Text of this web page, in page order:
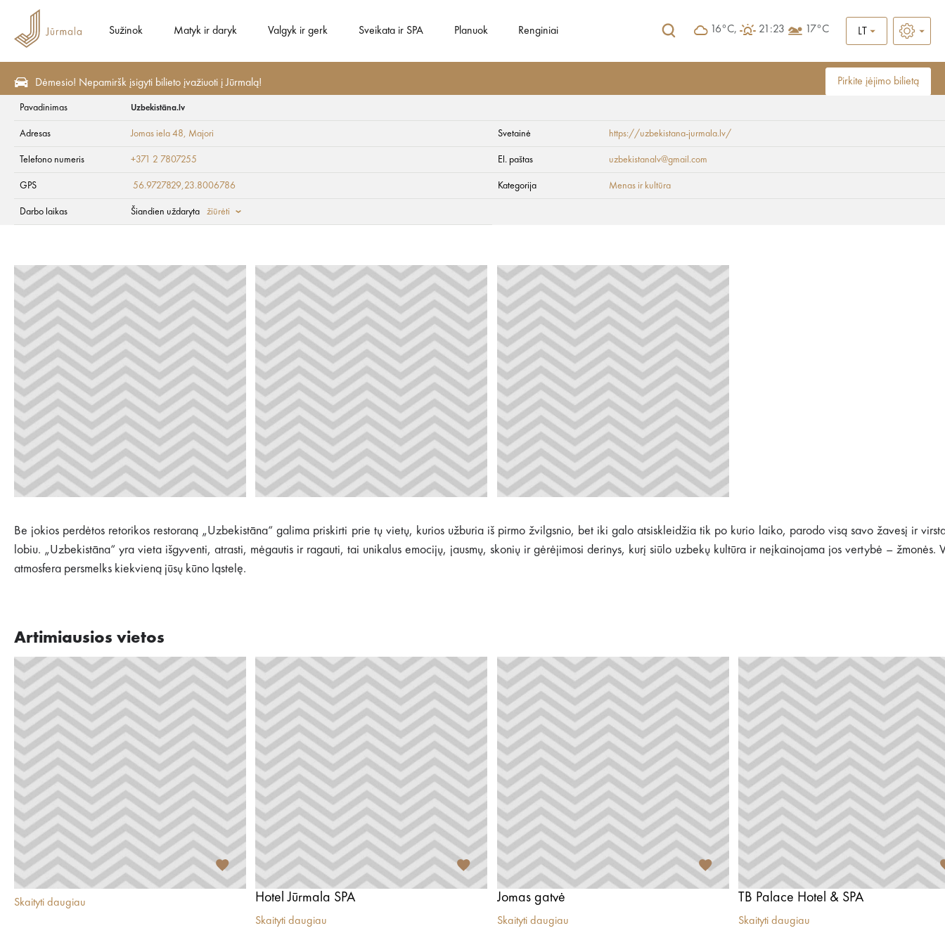
Sužinok Matyk ir daryk Valgyk ir gerk Sveikata ir SPA Planuok Renginiai 16°C, 21:23 17°C LT
Dėmesio! Nepamiršk įsigyti bilieto įvažiuoti į Jūrmalą! Pirkite įėjimo bilietą
Uzbekistāna.lv
Pavadinimas Uzbekistāna.lv
Adresas Jomas iela 48, Majori Svetainė https://uzbekistana-jurmala.lv/
Telefono numeris +371 2 7807255 El. paštas uzbekistanalv@gmail.com
GPS 56.9727829,23.8006786 Kategorija Menas ir kultūra
Darbo laikas Šiandien uždaryta žiūrėti
Be jokios perdėtos retorikos restoraną „Uzbekistāna“ galima priskirti prie tų vietų, kurios užburia iš pirmo žvilgsnio, bet iki galo atsiskleidžia tik po kurio laiko, parodo visą savo žavesį ir
lobiu. „Uzbekistāna“ yra vieta išgyventi, atrasti, mėgautis ir ragauti, tai unikalus emocijų, jausmų, skonių ir gėrėjimosi derinys, kurį siūlo uzbekų kultūra ir neįkainojama jos vertybė – žmonės.
atmosfera persmelks kiekvieną jūsų kūno ląstelę.
Artimiausios vietos
Skaityti daugiau Hotel Jūrmala SPA
Skaityti daugiau
Jomas gatvė
Skaityti daugiau
TB Palace Hotel & SPA
Skaityti daugiau